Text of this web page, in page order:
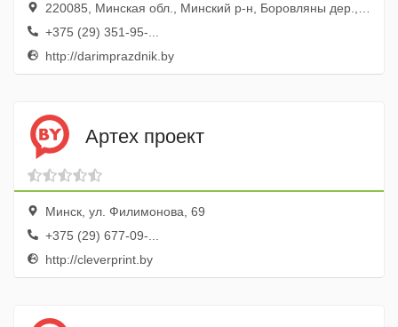
220085, Минская обл., Минский р-н, Боровляны дер., ул. Магистральная, 5-2
+375 (29) 351-95-...
http://darimprazdnik.by
Артех проект
Минск, ул. Филимонова, 69
+375 (29) 677-09-...
http://cleverprint.by